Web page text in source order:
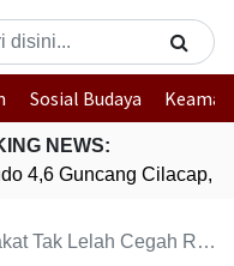
Sosial Budaya
NEWS:
4,6 Guncang Cilacap,
Cegah Radikalisme dan Terorisme